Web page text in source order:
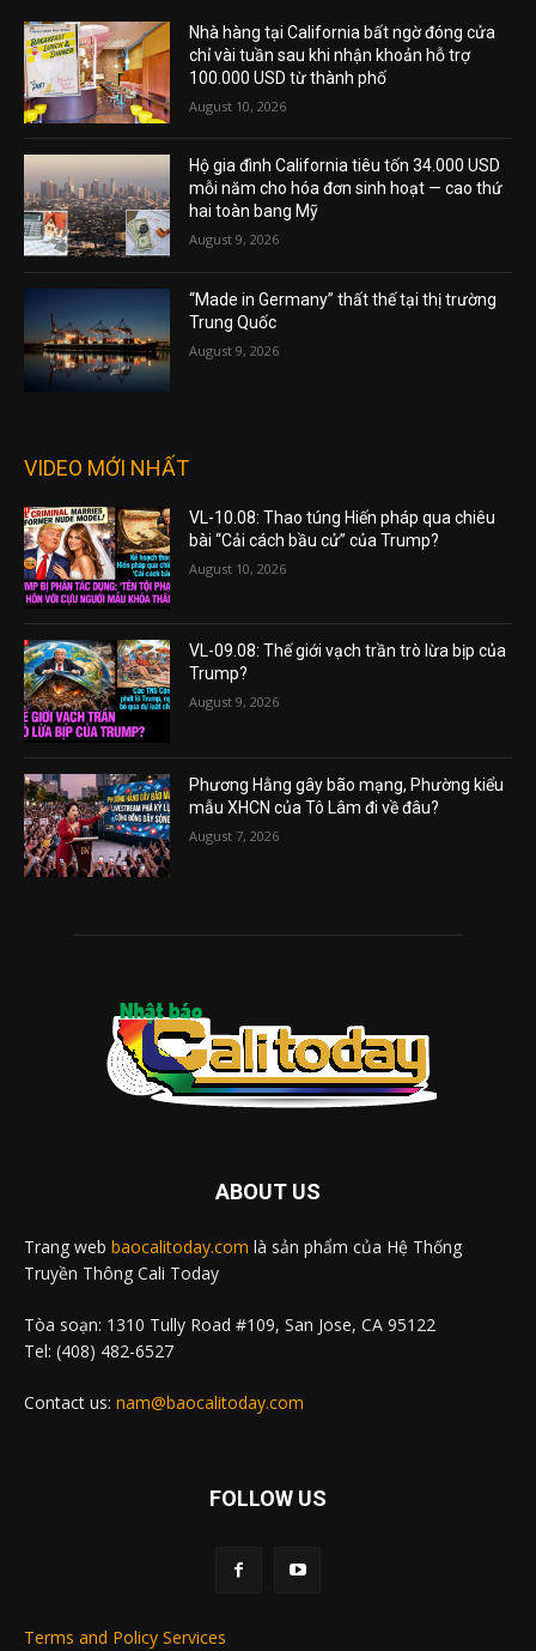
Nhà hàng tại California bất ngờ đóng cửa
chỉ vài tuần sau khi nhận khoản hỗ trợ
100.000 USD từ thành phố
August 10, 2026
Hộ gia đình California tiêu tốn 34.000 USD
mỗi năm cho hóa đơn sinh hoạt — cao thứ
hai toàn bang Mỹ
August 9, 2026
“Made in Germany” thất thế tại thị trường
Trung Quốc
August 9, 2026
VIDEO MỚI NHẤT
VL-10.08: Thao túng Hiến pháp qua chiêu
bài “Cải cách bầu cử” của Trump?
August 10, 2026
VL-09.08: Thế giới vạch trần trò lừa bịp của
Trump?
August 9, 2026
Phương Hằng gây bão mạng, Phường kiểu
mẫu XHCN của Tô Lâm đi về đâu?
August 7, 2026
ABOUT US
Trang web baocalitoday.com là sản phẩm của Hệ Thống
Truyền Thông Cali Today
Tòa soạn: 1310 Tully Road #109, San Jose, CA 95122
Tel: (408) 482-6527
Contact us: nam@baocalitoday.com
FOLLOW US
Terms and Policy Services